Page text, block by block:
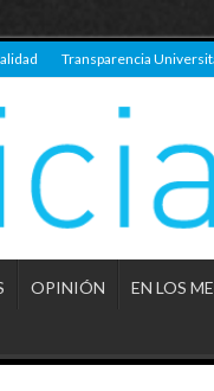
Transparencia
OPINIÓN EN LOS